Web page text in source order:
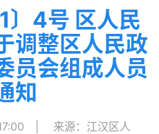
〕4号 区人民
调整区人民政
员会组成人员
知
来源：江汉区人